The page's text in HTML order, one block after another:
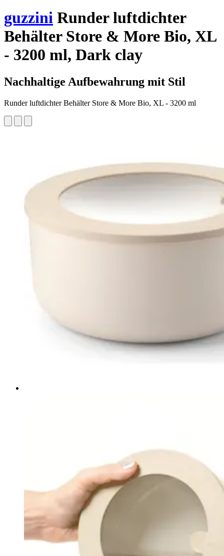
guzzini Runder luftdichter
Behälter Store & More Bio, XL
- 3200 ml, Dark clay
Nachhaltige Aufbewahrung mit Stil
Runder luftdichter Behälter Store & More Bio, XL - 3200 ml